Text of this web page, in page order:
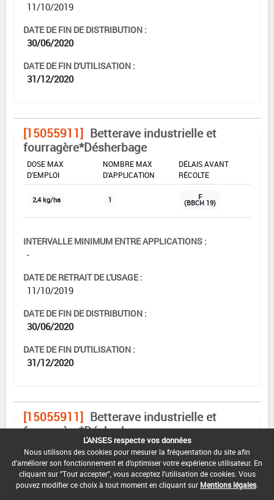
11/10/2019
DATE DE FIN DE DISTRIBUTION :
30/06/2020
DATE DE FIN D'UTILISATION :
31/12/2020
[15055911] Betterave industrielle et
fourragère*Désherbage
DOSE MAX
D'EMPLOI
NOMBRE MAX
D'APPLICATION
DÉLAIS AVANT
RÉCOLTE
2,4 kg/ha 1 F
(BBCH 19)
INTERVALLE MINIMUM ENTRE APPLICATIONS :
-
DATE DE RETRAIT DE L'USAGE :
11/10/2019
DATE DE FIN DE DISTRIBUTION :
30/06/2020
DATE DE FIN D'UTILISATION :
31/12/2020
[15055911] Betterave industrielle et
fourragère*Désherbage
DOSE MAX
D'EMPLOI
NOMBRE MAX
D'APPLICATION
DÉLAIS AVANT
RÉCOLTE
2 kg/ha 1 (BBCH -)
L'ANSES respecte vos données
Nous utilisons des cookies pour mesurer la fréquentation du site afin
d'améliorer son fonctionnement et d'optimiser votre expérience utilisateur. En
cliquant sur "Tout accepter", vous acceptez l'utilisation de cookies. Vous
pouvez modifier ce choix à tout moment en cliquant sur Mentions légales